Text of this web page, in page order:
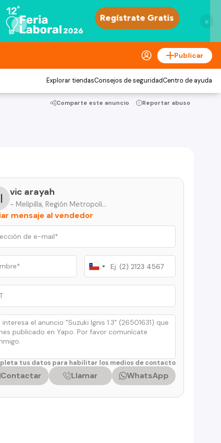
×
Publicar
Explorar tiendasConsejos de seguridadCentro de ayuda
Comparte este anuncio Reportar abuso
vic arayah
- Melipilla, Región Metropolitana
mensaje al vendedor
Chile
+56
tus datos para habilitar los medios de contacto
Contactar Llamar WhatsApp